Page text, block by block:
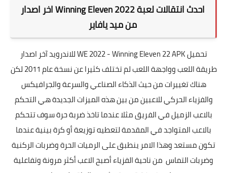
احدث انتقالات لعبة
Winning Eleven 2022 اخر اصدار
من ميد يافاير
تحميل WE 2022 - Winning Eleven 22 APK للاندرويد آخر اصدار
طريقة اللعب وواجهة اللعب لم تختلف كثيرا عن نسخة عام 2011 لكن
هناك تغييرات من حيث الذكاء الصناعي والسرعة والجرافيكس
والفزياء الحركي للاعبين من بين هذه الميزات الجديدة هي التحكم
بالاعب الزميل في الفريق مثلا عندما تاخذ ضربة حرة سوف تتحكم
بالاعب المتواجد في المقدمة لتعطيه توزيعة أو كرة بينية عندما
تكون مستعد وهذا الامر ينطبق على الرميات الحرة وضربات الركنية
وضربات التماس من ناحية الفزياء أصبح الاعب أكثر مرونة وتفاعلية